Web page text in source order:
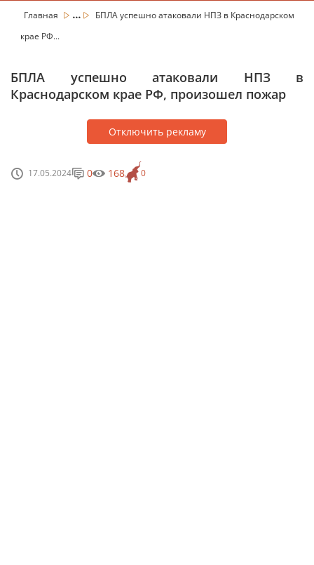
Главная ...
БПЛА успешно атаковали НПЗ в Краснодарском
крае РФ...
БПЛА успешно атаковали НПЗ в
Краснодарском крае РФ, произошел пожар
Отключить рекламу
17.05.2024 0
0 168